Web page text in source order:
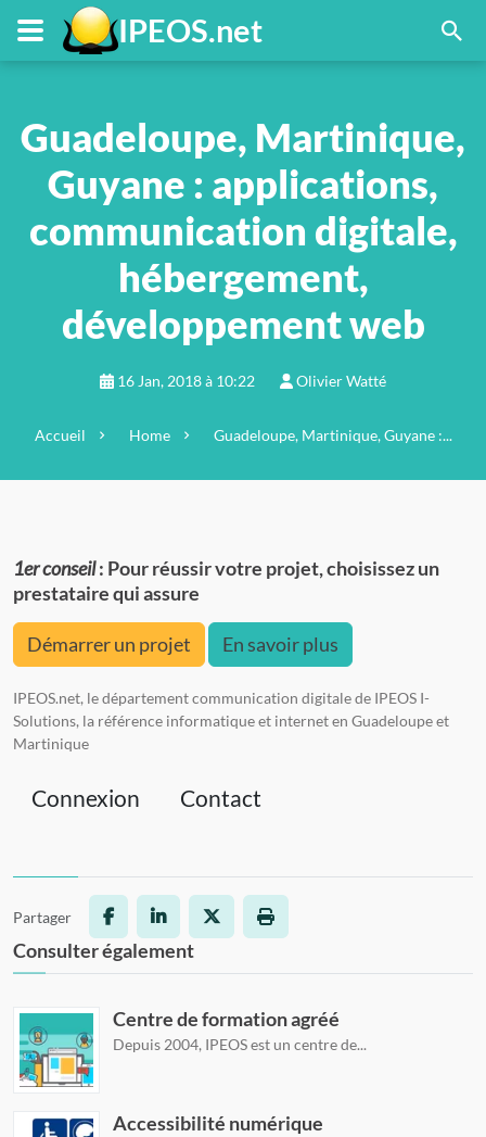
Menu principal
Contenu principal
Pied de page IPEOS.net
Guadeloupe, Martinique,
Guyane : applications,
communication digitale,
hébergement,
développement web
16 Jan, 2018 à 10:22 Olivier Watté
Accueil Home Guadeloupe, Martinique, Guyane :...
1er conseil: Pour réussir votre projet, choisissez un
prestataire qui assure
Démarrer un projet En savoir plus
IPEOS.net, le département communication digitale de IPEOS I-
Solutions, la référence informatique et internet en Guadeloupe et
Martinique
Connexion Contact
Partager FacebookLinkedIn
X Imprimer la page
Consulter également
Centre de formation agréé
Depuis 2004, IPEOS est un centre de...
Accessibilité numérique